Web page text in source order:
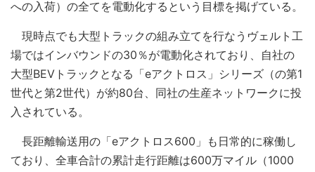
への入荷）の全てを電動化するという目標を掲げている。
現時点でも大型トラックの組み立てを行なうヴェルト工
場ではインバウンドの30％が電動化されており、自社の
大型BEVトラックとなる「eアクトロス」シリーズ（の第1
世代と第2世代）が約80台、同社の生産ネットワークに投
入されている。
長距離輸送用の「eアクトロス600」も日常的に稼働し
ており、全車合計の累計走行距離は600万マイル（1000